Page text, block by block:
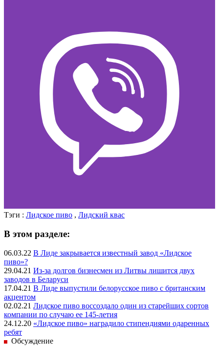
Тэги : Лидское пиво , Лидский квас
В этом разделе:
06.03.22 В Лиде закрывается известный завод «Лидское
пиво»?
29.04.21 Из-за долгов бизнесмен из Литвы лишится двух
заводов в Беларуси
17.04.21 В Лиде выпустили белорусское пиво с британским
акцентом
02.02.21 Лидское пиво воссоздало один из старейших сортов
компании по случаю ее 145-летия
24.12.20 «Лидское пиво» наградило стипендиями одаренных
ребят
Обсуждение